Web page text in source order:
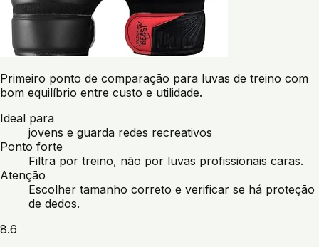
Primeiro ponto de comparação para luvas de treino com
bom equilíbrio entre custo e utilidade.
Ideal para
jovens e guarda redes recreativos
Ponto forte
Filtra por treino, não por luvas profissionais caras.
Atenção
Escolher tamanho correto e verificar se há proteção
de dedos.
8.6